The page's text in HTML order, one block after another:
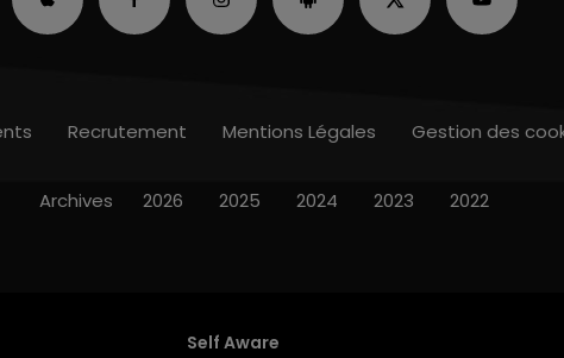
Self Aware
Recrutement Mentions Légales Gestion des
Archives 2026 2025 2024 2023 2022